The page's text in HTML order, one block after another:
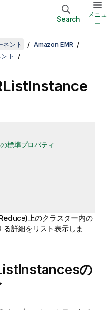
Search
メニュ
ー
ネント
Amazon EMR
ト
標準プロパティ
上のクラスター内の
詳細をリスト表示しま
の